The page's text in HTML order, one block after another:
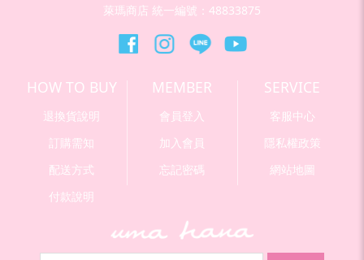
萊瑪商店 統一編號：48833875
HOW TO BUY
退換貨說明
訂購需知
配送方式
付款說明
MEMBER
會員登入
加入會員
忘記密碼
SERVICE
客服中心
隱私權政策
網站地圖